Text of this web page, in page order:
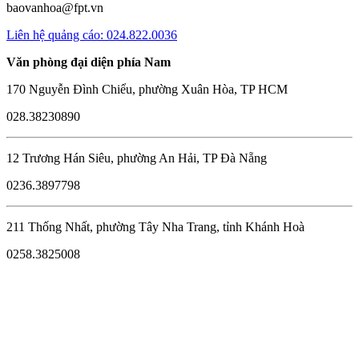
baovanhoa@fpt.vn
Liên hệ quảng cáo: 024.822.0036
Văn phòng đại diện phía Nam
170 Nguyễn Đình Chiểu, phường Xuân Hòa, TP HCM
028.38230890
12 Trương Hán Siêu, phường An Hải, TP Đà Nẵng
0236.3897798
211 Thống Nhất, phường Tây Nha Trang, tỉnh Khánh Hoà
0258.3825008